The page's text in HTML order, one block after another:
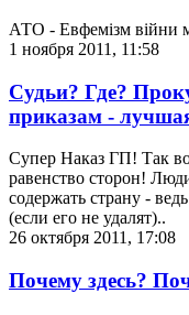
АТО - Евфемізм війни
1 ноября 2011, 11:58
Судьи? Где?
приказам -
Супер Наказ ГП! Так
равенство сторон!
содержать страну -
(если его не удалят)..
26 октября 2011, 17:08
Почему здесь?